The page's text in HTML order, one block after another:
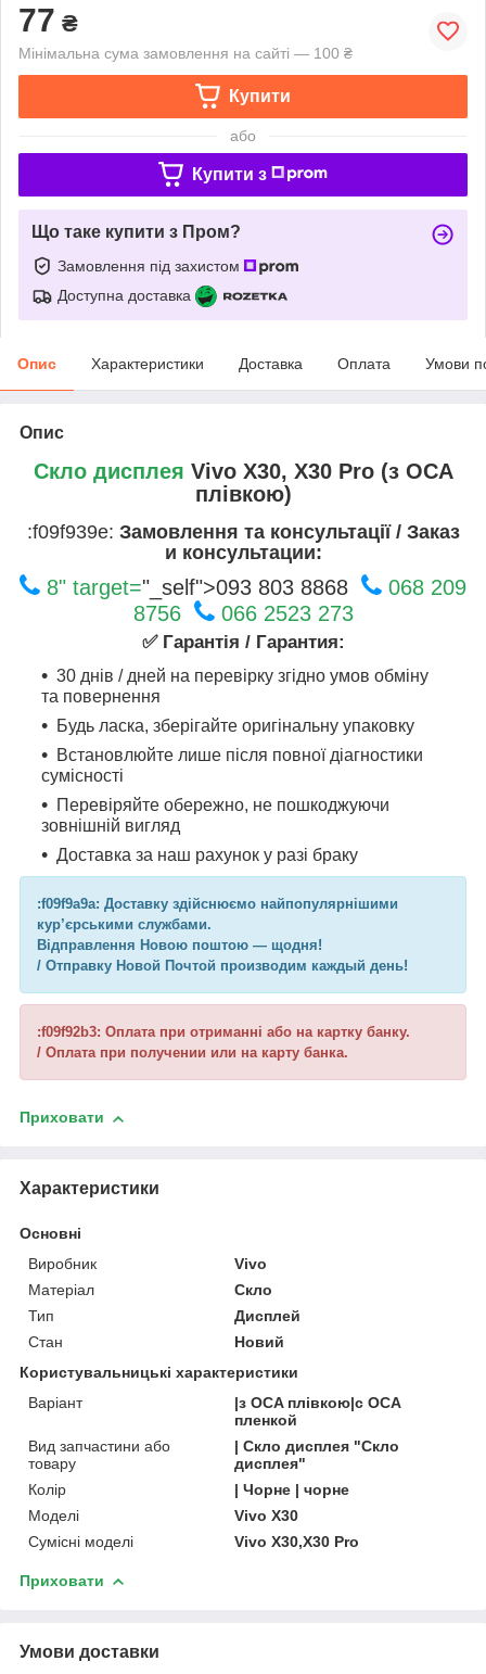
77 ₴
Мінімальна сума замовлення на сайті — 100 ₴
Купити
або
Купити з
Що таке купити з Пром?
Замовлення під захистом
Доступна доставка
Опис Характеристики Доставка Оплата Умови
Опис
Скло дисплея Vivo X30, X30 Pro (з OCA
плівкою)
:f09f939e: Замовлення та консультації / Заказ
и консультации:
8" target="_self">093 803 8868
068 209
8756
066 2523 273
✅ Гарантія / Гарантия:
30 днів / дней на перевірку згідно умов обміну
та повернення
Будь ласка, зберігайте оригінальну упаковку
Встановлюйте лише після повної діагностики
сумісності
Перевіряйте обережно, не пошкоджуючи
зовнішній вигляд
Доставка за наш рахунок у разі браку
:f09f9a9a: Доставку здійснюємо найпопулярнішими
кур’єрськими службами.
Відправлення Новою поштою — щодня!
/ Отправку Новой Почтой производим каждый день!
:f09f92b3: Оплата при отриманні або на картку банку.
/ Оплата при получении или на карту банка.
Приховати
Характеристики
Основні
Виробник
Vivo
Матеріал
Скло
Тип
Дисплей
Стан
Новий
Користувальницькі характеристики
Варіант
|з OCA плівкою|с OCA
пленкой
Вид запчастини або
товару
| Скло дисплея "Скло
дисплея"
Колір
| Чорне | чорне
Моделі
Vivo X30
Сумісні моделі
Vivo X30,X30 Pro
Приховати
Умови доставки